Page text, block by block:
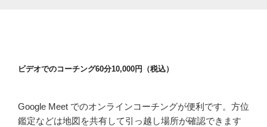
ビデオでのコーチング60分10,000円（税込）
Google Meet でのオンラインコーチングが便利です。方位
鑑定などは地図を共有して引っ越し場所が確認できます